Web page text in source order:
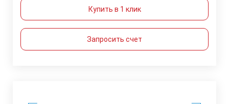
Купить в 1 клик
Запросить счет